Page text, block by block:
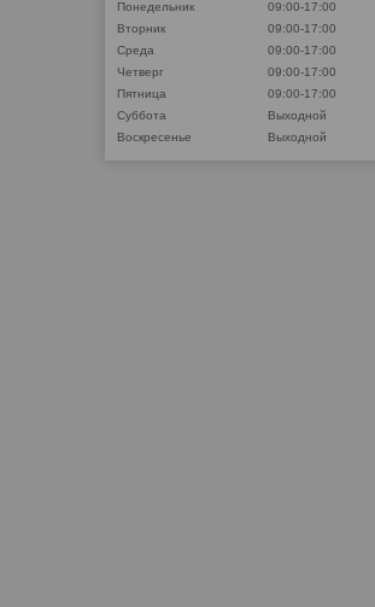
Понедельник
09:00-17:00
Вторник
09:00-17:00
Среда
09:00-17:00
Четверг
09:00-17:00
Пятница
09:00-17:00
Суббота
Выходной
Воскресенье
Выходной